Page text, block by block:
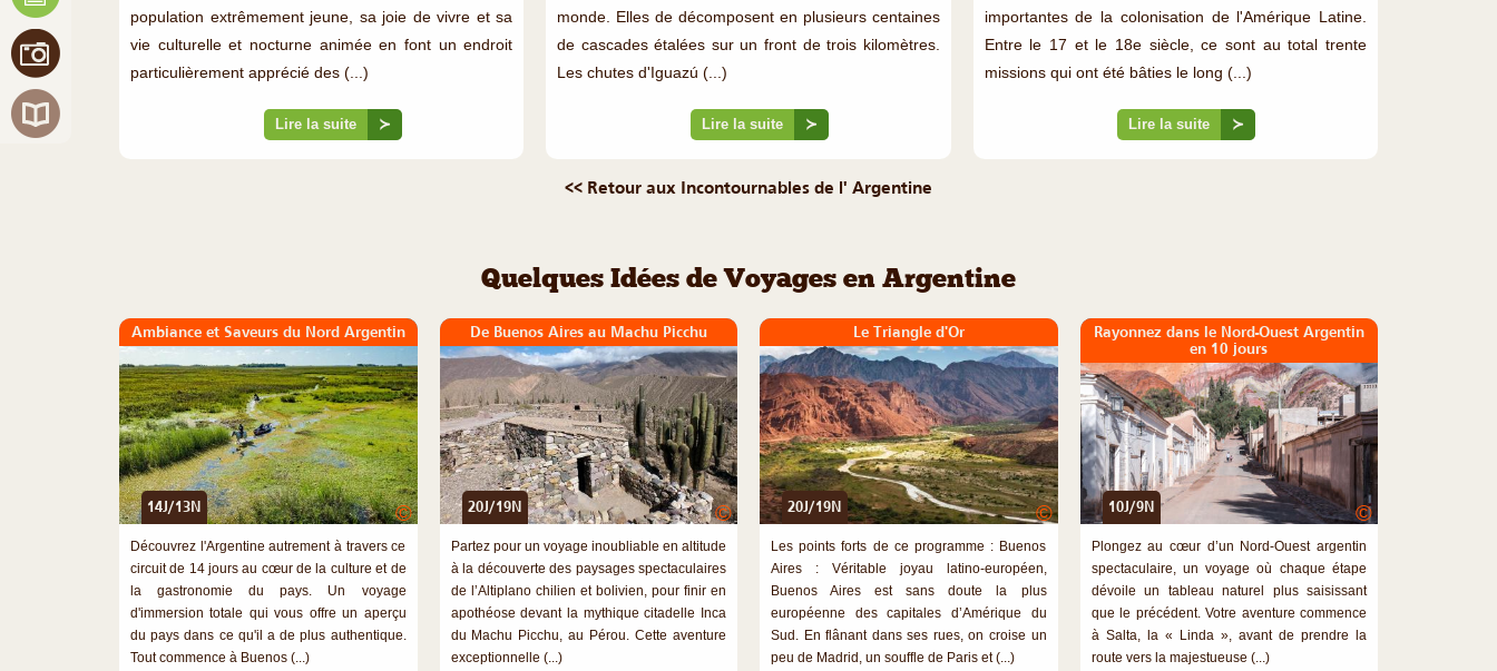
population extrêmement jeune, sa joie de vivre et sa
vie culturelle et nocturne animée en font un endroit
particulièrement apprécié des (...)
Lire la suite ≻
monde. Elles de décomposent en plusieurs centaines
de cascades étalées sur un front de trois kilomètres.
Les chutes d'Iguazú (...)
Lire la suite ≻
importantes de la colonisation de l'Amérique Latine.
Entre le 17 et le 18e siècle, ce sont au total trente
missions qui ont été bâties le long (...)
Lire la suite ≻
<< Retour aux Incontournables de l' Argentine
Quelques Idées de Voyages en Argentine
Ambiance et Saveurs du Nord Argentin
14J/13N ©
Découvrez l'Argentine autrement à travers ce
circuit de 14 jours au cœur de la culture et de
la gastronomie du pays. Un voyage
d'immersion totale qui vous offre un aperçu
du pays dans ce qu'il a de plus authentique.
Tout commence à Buenos (...)
De Buenos Aires au Machu Picchu
20J/19N ©
Partez pour un voyage inoubliable en altitude
à la découverte des paysages spectaculaires
de l’Altiplano chilien et bolivien, pour finir en
apothéose devant la mythique citadelle Inca
du Machu Picchu, au Pérou. Cette aventure
exceptionnelle (...)
Le Triangle d'Or
20J/19N ©
Les points forts de ce programme : Buenos
Aires : Véritable joyau latino-européen,
Buenos Aires est sans doute la plus
européenne des capitales d’Amérique du
Sud. En flânant dans ses rues, on croise un
peu de Madrid, un souffle de Paris et (...)
Rayonnez dans le Nord-Ouest Argentin
en 10 jours
10J/9N ©
Plongez au cœur d’un Nord-Ouest argentin
spectaculaire, un voyage où chaque étape
dévoile un tableau naturel plus saisissant
que le précédent. Votre aventure commence
à Salta, la « Linda », avant de prendre la
route vers la majestueuse (...)